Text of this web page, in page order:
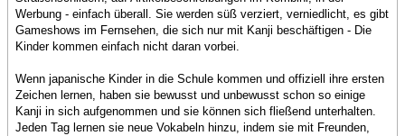
Werbung - einfach überall. Sie werden süß verziert, verniedlicht, es gibt
Gameshows im Fernsehen, die sich nur mit Kanji beschäftigen - Die
Kinder kommen einfach nicht daran vorbei.
Wenn japanische Kinder in die Schule kommen und offiziell ihre ersten
Zeichen lernen, haben sie bewusst und unbewusst schon so einige
Kanji in sich aufgenommen und sie können sich fließend unterhalten.
Jeden Tag lernen sie neue Vokabeln hinzu, indem sie mit Freunden,